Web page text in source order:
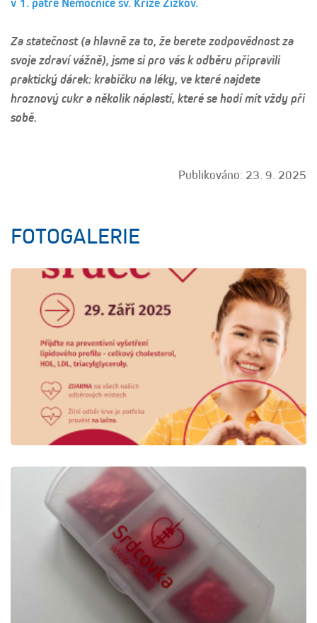
v 1. patře Nemocnice sv. Kříže Žižkov.
Za statečnost (a hlavně za to, že berete zodpovědnost za
svoje zdraví vážně), jsme si pro vás k odběru připravili
praktický dárek: krabičku na léky, ve které najdete
hroznový cukr a několik náplastí, které se hodí mít vždy při
sobě.
Publikováno: 23. 9. 2025
FOTOGALERIE